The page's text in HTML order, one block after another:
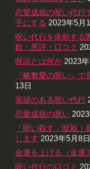
恋愛成就の呪い代行
手にする 2023年5月
呪い代行を依頼する
欺・悪評・口コミ
呪詛とは何か 2023
『略奪愛の呪い』
13日
実績のある呪い代行
恋愛成就の呪い
「呪い殺す」呪殺
します 2023年5月8日
金運を上げる（金運
呪い代行の口コミ